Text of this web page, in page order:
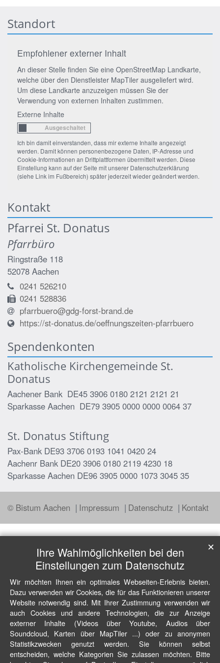
Standort
Empfohlener externer Inhalt
An dieser Stelle finden Sie eine OpenStreetMap Landkarte,
welche über den Dienstleister MapTiler ausgeliefert wird.
Um diese Landkarte anzuzeigen müssen Sie der
Verwendung von externen Inhalten zustimmen.
Externe Inhalte
Ich bin damit einverstanden, dass mir externe Inhalte angezeigt
werden. Damit können personenbezogene Daten, IP-Adresse und
Cookie-Informationen an Drittplattformen übermittelt werden. Diese
Einstellung kann auf der Seite mit unserer Datenschutzerklärung
(siehe Link im Fußbereich) später jederzeit wieder geändert werden.
Kontakt
Pfarrei St. Donatus
Pfarrbüro
Ringstraße 118
52078 Aachen
0241 526210
0241 528836
pfarrbuero@gdg-forst-brand.de
https://st-donatus.de/oeffnungszeiten-pfarrbuero
Spendenkonten
Katholische Kirchengemeinde St.
Donatus
Aachener Bank DE45 3906 0180 2121 2121 21
Sparkasse Aachen DE79 3905 0000 0000 0064 37
St. Donatus Stiftung
Pax-Bank DE93 3706 0193 1041 0420 24
Aachenr Bank DE20 3906 0180 2119 4230 18
Sparkasse Aachen DE96 3905 0000 1073 3045 35
© Bistum Aachen Impressum Datenschutz Kontakt
Ihre Wahlmöglichkeiten bei den
Einstellungen zum Datenschutz
Wir möchten Ihnen ein optimales Webseiten-Erlebnis bieten.
Dazu verwenden wir Cookies, die für das Funktionieren unserer
Website notwendig sind. Mit Ihrer Zustimmung verwenden wir
auch Cookies und andere Technologien, die zur Anzeige
externer Inhalte (Videos über Youtube, Audios über
Soundcloud, Karten über MapTiler ...) oder zu anonymen
Statistikzwecken genutzt werden. Sie können selbst
entscheiden, welche Kategorien Sie zulassen möchten. Bitte
✕